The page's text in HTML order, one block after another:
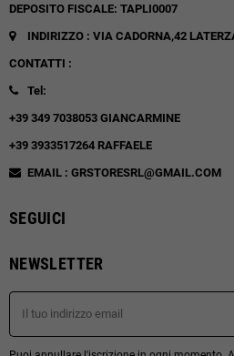
DEPOSITO FISCALE: TAPLI0007
INDIRIZZO : VIA CADORNA,42
CONTATTI :
Tel:
+39 349 7038053 GIANCARMINE
+39 3933517264 RAFFAELE
EMAIL : GRSTORESRL@GMAIL.COM
SEGUICI
NEWSLETTER